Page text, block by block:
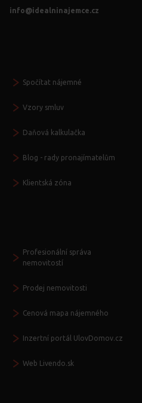
info@idealninajemce.cz
Spočítat nájemné
Vzory smluv
Daňová kalkulačka
Blog - rady pronajímatelům
Klientská zóna
Profesionální správa
nemovitostí
Prodej nemovitosti
Cenová mapa nájemného
Inzertní portál UlovDomov.cz
Web Livendo.sk